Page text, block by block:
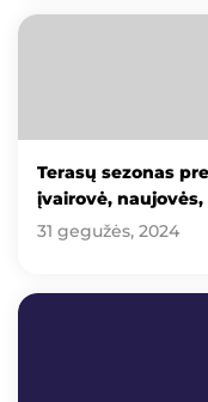
Terasų sezonas
įvairovė,
31 gegužės, 2024